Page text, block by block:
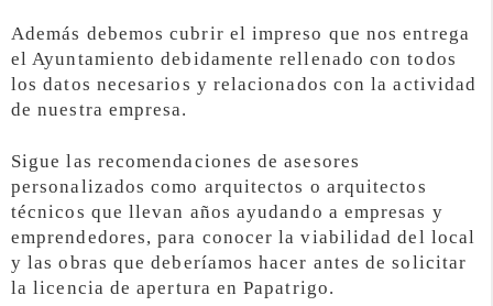
Además debemos cubrir el impreso que nos entrega
el Ayuntamiento debidamente rellenado con todos
los datos necesarios y relacionados con la actividad
de nuestra empresa.
Sigue las recomendaciones de asesores
personalizados como arquitectos o arquitectos
técnicos que llevan años ayudando a empresas y
emprendedores, para conocer la viabilidad del local
y las obras que deberíamos hacer antes de solicitar
la licencia de apertura en Papatrigo.